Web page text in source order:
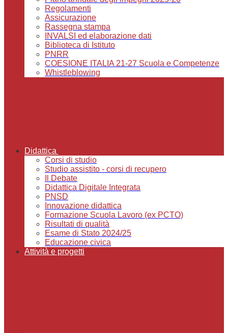
Regolamenti
Assicurazione
Rassegna stampa
INVALSI ed elaborazione dati
Biblioteca di Istituto
PNRR
COESIONE ITALIA 21-27 Scuola e Competenze
Whistleblowing
Didattica
Corsi di studio
Studio assistito - corsi di recupero
Il Debate
Didattica Digitale Integrata
PNSD
Innovazione didattica
Formazione Scuola Lavoro (ex PCTO)
Risultati di qualità
Esame di Stato 2024/25
Educazione civica
Attività e progetti